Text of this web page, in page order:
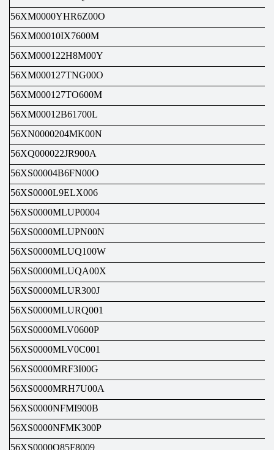
56XM0000YHR6Z00O
56XM00010IX7600M
56XM000122H8M00Y
56XM000127TNG00O
56XM000127TO600M
56XM00012B61700L
56XN0000204MK00N
56XQ000022JR900A
56XS00004B6FN00O
56XS0000L9ELX006
56XS0000MLUP0004
56XS0000MLUPN00N
56XS0000MLUQ100W
56XS0000MLUQA00X
56XS0000MLUR300J
56XS0000MLURQ001
56XS0000MLV0600P
56XS0000MLV0C001
56XS0000MRF3I00G
56XS0000MRH7U00A
56XS0000NFMI900B
56XS0000NFMK300P
56XS0000Q85F8009